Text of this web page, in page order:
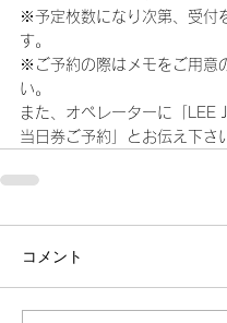
※予定枚数になり次第、受付
す。
※ご予約の際はメモをご用意
い。
また、オペレーターに「LEE
当日券ご予約」とお伝え下さ
コメント